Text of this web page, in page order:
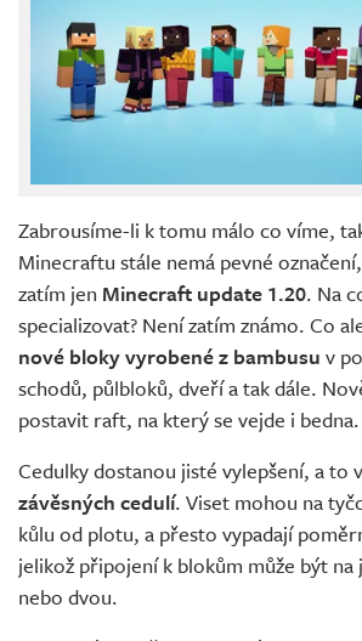
Zabrousíme-li k tomu málo co víme,
Minecraftu stále nemá pevné
zatím jen Minecraft update 1.20. Na
specializovat? Není zatím známo. Co
nové bloky vyrobené z bambusu v
schodů, půlbloků, dveří a tak dále.
postavit raft, na který se vejde i bedna.
Cedulky dostanou jisté vylepšení, a to
závěsných cedulí. Viset mohou na
kůlu od plotu, a přesto vypadají
jelikož připojení k blokům může být
nebo dvou.